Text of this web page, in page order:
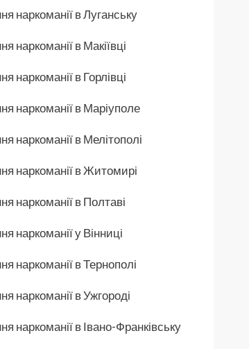
наркоманії в Луганську
наркоманії в Макіївці
наркоманії в Горлівці
наркоманії в Маріуполе
наркоманії в Мелітополі
наркоманії в Житомирі
наркоманії в Полтаві
наркоманії у Вінниці
наркоманії в Тернополі
наркоманії в Ужгороді
наркоманії в Івано-Франківську